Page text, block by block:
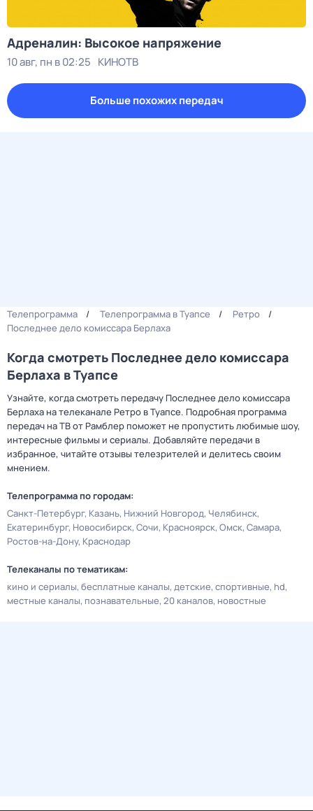
Адреналин: Высокое напряжение
10 авг, пн в 02:25 КИНОТВ
Больше похожих передач
Телепрограмма Телепрограмма в Туапсе
Ретро
Последнее дело комиссара Берлаха
Когда смотреть Последнее дело комиссара
Берлаха в Туапсе
Узнайте, когда смотреть передачу Последнее дело комиссара
Берлаха на телеканале Ретро в Туапсе. Подробная программа
передач на ТВ от Рамблер поможет не пропустить любимые шоу,
интересные фильмы и сериалы. Добавляйте передачи в
избранное, читайте отзывы телезрителей и делитесь своим
мнением.
Телепрограмма по городам:
Санкт-Петербург Казань Нижний Новгород Челябинск
Екатеринбург Новосибирск Сочи Красноярск Омск Самара
Ростов-на-Дону Краснодар
Телеканалы по тематикам:
кино и сериалы бесплатные каналы детские спортивные hd
местные каналы познавательные 20 каналов новостные